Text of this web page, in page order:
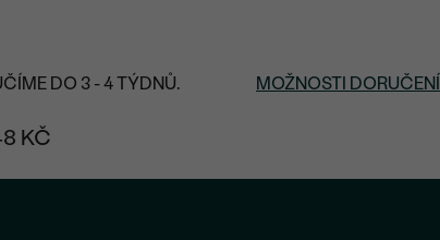
DO 3 - 4 TÝDNŮ. MOŽNOSTI DORUČENÍ
KČ